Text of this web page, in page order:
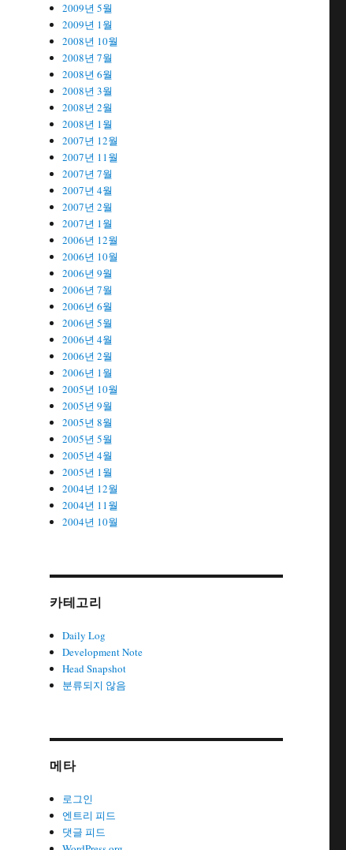
2009년 5월
2009년 1월
2008년 10월
2008년 7월
2008년 6월
2008년 3월
2008년 2월
2008년 1월
2007년 12월
2007년 11월
2007년 7월
2007년 4월
2007년 2월
2007년 1월
2006년 12월
2006년 10월
2006년 9월
2006년 7월
2006년 6월
2006년 5월
2006년 4월
2006년 2월
2006년 1월
2005년 10월
2005년 9월
2005년 8월
2005년 5월
2005년 4월
2005년 1월
2004년 12월
2004년 11월
2004년 10월
카테고리
Daily Log
Development Note
Head Snapshot
분류되지 않음
메타
로그인
엔트리 피드
댓글 피드